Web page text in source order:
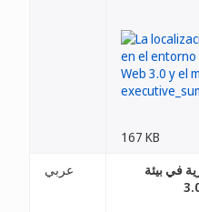
167 KB
عربي
في بيئة
من ويب 2.0 إلى ويب 3.0